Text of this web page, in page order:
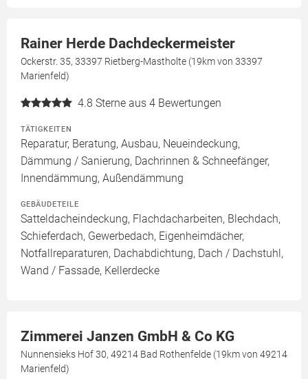
Rainer Herde Dachdeckermeister
Ockerstr. 35, 33397 Rietberg-Mastholte (19km von 33397
Marienfeld)
4.8 Sterne aus 4 Bewertungen
TÄTIGKEITEN
Reparatur, Beratung, Ausbau, Neueindeckung,
Dämmung / Sanierung, Dachrinnen & Schneefänger,
Innendämmung, Außendämmung
GEBÄUDETEILE
Satteldacheindeckung, Flachdacharbeiten, Blechdach,
Schieferdach, Gewerbedach, Eigenheimdächer,
Notfallreparaturen, Dachabdichtung, Dach / Dachstuhl,
Wand / Fassade, Kellerdecke
Zimmerei Janzen GmbH & Co KG
Nunnensieks Hof 30, 49214 Bad Rothenfelde (19km von 49214
Marienfeld)